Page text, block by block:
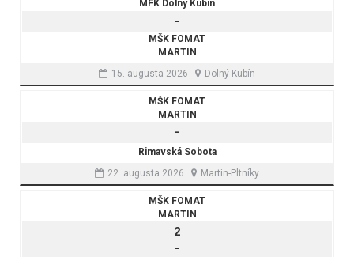
MFK Dolný Kubín
-
MŠK FOMAT
MARTIN
15. augusta 2026
Dolný Kubín
MŠK FOMAT
MARTIN
-
Rimavská Sobota
22. augusta 2026
Martin-Pltníky
MŠK FOMAT
MARTIN
2
-